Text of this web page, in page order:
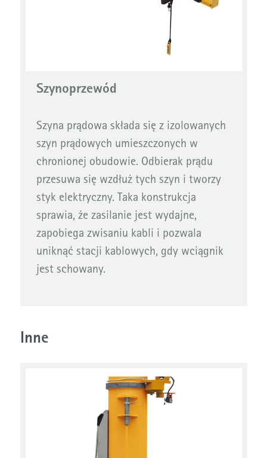
Szynoprzewód
Szyna prądowa składa się z izolowanych
szyn prądowych umieszczonych w
chronionej obudowie. Odbierak prądu
przesuwa się wzdłuż tych szyn i tworzy
styk elektryczny. Taka konstrukcja
sprawia, że zasilanie jest wydajne,
zapobiega zwisaniu kabli i pozwala
uniknąć stacji kablowych, gdy wciągnik
jest schowany.
Inne